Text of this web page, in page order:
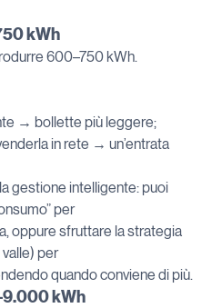
kWh
600–750 kWh.
→ bollette più leggere;
in rete → un’entrata
gestione intelligente: puoi
per
oppure sfruttare la strategia
per
quando conviene di più.
kWh